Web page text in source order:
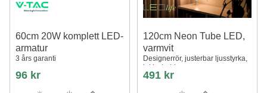
60cm 20W komplett LED-
armatur
3 års garanti
96 kr
120cm Neon Tube LED,
varmvit
Designerrör, justerbar ljusstyrka,
inkl. sladd
491 kr